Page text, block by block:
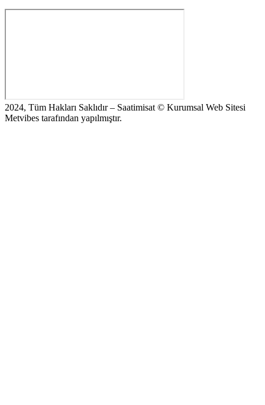
2024, Tüm Hakları Saklıdır – Saatimisat © Kurumsal Web Sitesi
Metvibes tarafından yapılmıştır.